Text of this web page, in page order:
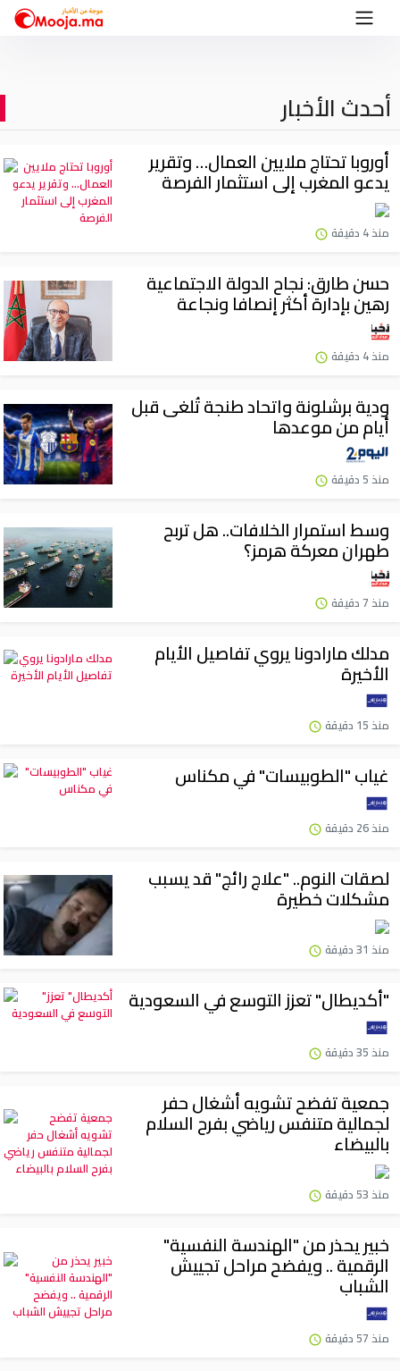
أحدث الأخبار
أوروبا تحتاج ملايين العمال… وتقرير
يدعو المغرب إلى استثمار الفرصة
منذ 4 دقيقة
حسن طارق: نجاح الدولة الاجتماعية
رهين بإدارة أكثر إنصافا ونجاعة
منذ 4 دقيقة
ودية برشلونة واتحاد طنجة تُلغى قبل
أيام من موعدها
منذ 5 دقيقة
وسط استمرار الخلافات.. هل تربح
طهران معركة هرمز؟
منذ 7 دقيقة
مدلك مارادونا يروي تفاصيل الأيام
الأخيرة
منذ 15 دقيقة
غياب "الطوبيسات" في مكناس
منذ 26 دقيقة
لصقات النوم.. "علاج رائج" قد يسبب
مشكلات خطيرة
منذ 31 دقيقة
"أكديطال" تعزز التوسع في السعودية
منذ 35 دقيقة
جمعية تفضح تشويه أشغال حفر
لجمالية متنفس رياضي بفرح السلام
بالبيضاء
منذ 53 دقيقة
خبير يحذر من "الهندسة النفسية"
الرقمية .. ويفضح مراحل تجييش
الشباب
منذ 57 دقيقة